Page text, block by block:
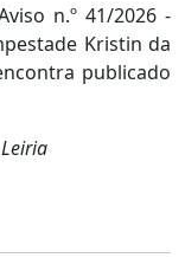
n.º 41/2026 -
Kristin da
publicado